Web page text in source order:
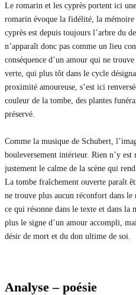
Le romarin et les cyprès portent ici
romarin évoque la fidélité, la mémoire
cyprès est depuis toujours l’arbre du
n’apparaît donc pas comme un lieu
conséquence d’un amour qui ne
verte, qui plus tôt dans le cycle
proximité amoureuse, s’est ici
couleur de la tombe, des plantes
préservé.
Comme la musique de Schubert,
bouleversement intérieur. Rien n’y est
justement le calme de la scène qui
La tombe fraîchement ouverte paraît
ne trouve plus aucun réconfort dans
ce qui résonne dans le texte et dans la
plus le signe d’un amour accompli,
désir de mort et du don ultime de soi.
Analyse – poésie